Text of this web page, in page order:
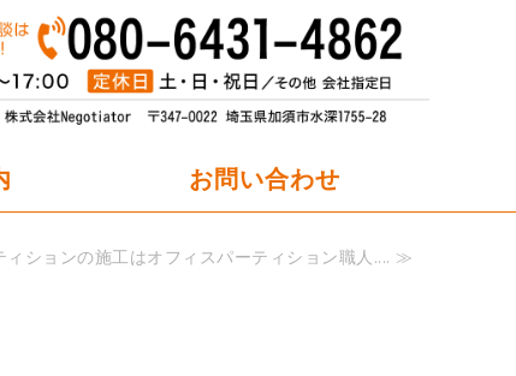
フィスパーティション職人.net
お問い合わせ
ションの施工はオフィスパーティション職人.... ≫